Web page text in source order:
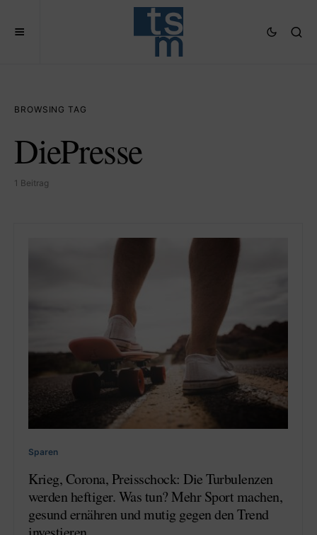
BROWSING TAG
DiePresse
1 Beitrag
Sparen
Krieg, Corona, Preisschock: Die Turbulenzen
werden heftiger. Was tun? Mehr Sport machen,
gesund ernähren und mutig gegen den Trend